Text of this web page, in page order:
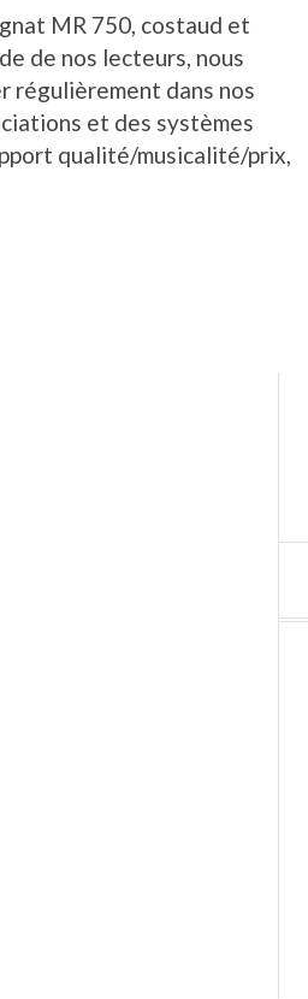
MR 750, costaud et
de nos lecteurs, nous
régulièrement dans nos
et des systèmes
qualité/musicalité/prix,